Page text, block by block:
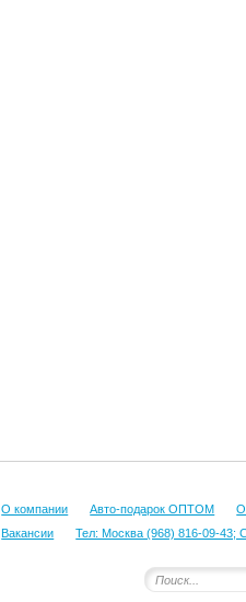
О компании Авто-подарок ОПТОМ
Вакансии
Тел: Москва (968) 816-09-43;